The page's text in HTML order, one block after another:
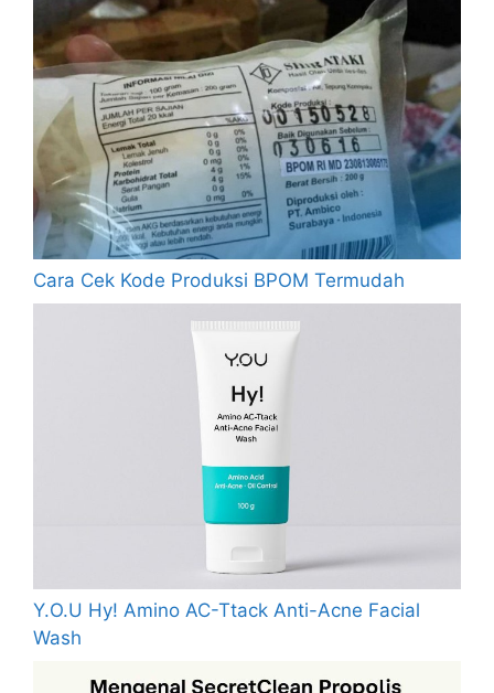
Cara Cek Kode Produksi BPOM Termudah
Y.O.U Hy! Amino AC-Ttack Anti-Acne Facial
Wash